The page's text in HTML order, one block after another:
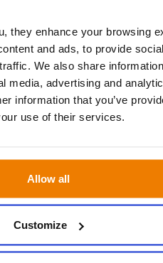
they enhance your browsing
and ads, to provide
We also share
media, advertising and
information that you’ve
use of their services.
Allow all
Customize